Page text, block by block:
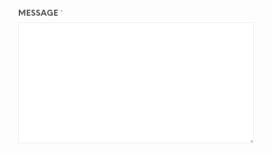
MESSAGE *